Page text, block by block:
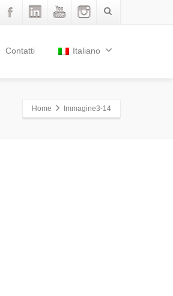
Contatti Italiano
Home Immagine3-14